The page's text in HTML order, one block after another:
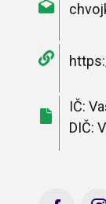
IČ:
DIČ: